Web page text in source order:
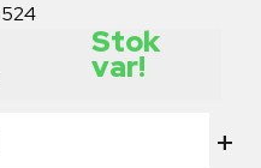
Stok
var!
+